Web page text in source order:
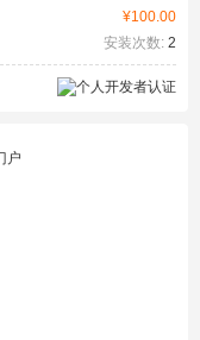
¥100.00
安装次数: 2